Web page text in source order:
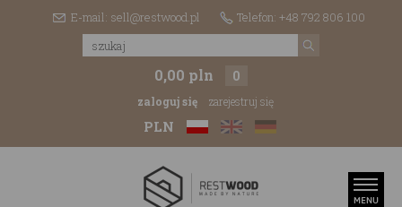
E-mail: sell@restwood.pl Telefon: +48 792 806 100
0,00 pln 0
zaloguj się zarejestruj się
PLN